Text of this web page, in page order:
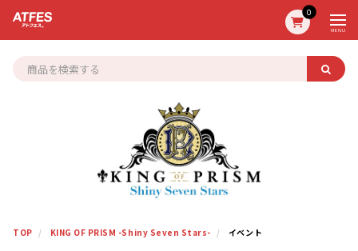
0
MENU
TOP KING OF PRISM -Shiny Seven Stars- イベント